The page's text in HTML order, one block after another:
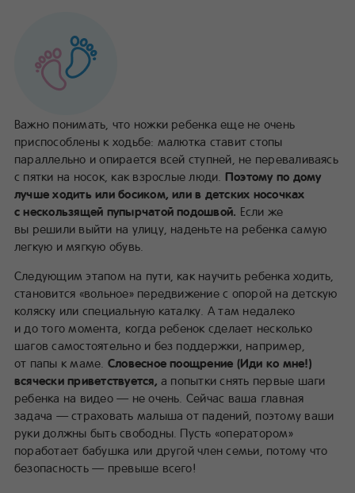
Важно понимать, что ножки ребенка еще не очень
приспособлены к ходьбе: малютка ставит стопы
параллельно и опирается всей ступней, не переваливаясь
с пятки на носок, как взрослые люди. Поэтому по дому
лучше ходить или босиком, или в детских носочках
с нескользящей пупырчатой подошвой. Если же
вы решили выйти на улицу, наденьте на ребенка самую
легкую и мягкую обувь.
Следующим этапом на пути, как научить ребенка ходить,
становится «вольное» передвижение с опорой на детскую
коляску или специальную каталку. А там недалеко
и до того момента, когда ребенок сделает несколько
шагов самостоятельно и без поддержки, например,
от папы к маме. Словесное поощрение (Иди ко мне!)
всячески приветствуется,а попытки снять первые шаги
ребенка на видео — не очень. Сейчас ваша главная
задача — страховать малыша от падений, поэтому ваши
руки должны быть свободны. Пусть «оператором»
поработает бабушка или другой член семьи, потому что
безопасность — превыше всего!